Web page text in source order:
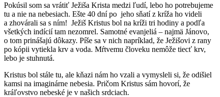
Pokúsil som sa vrátiť Ježiša Krista medzi ľudí, lebo ho potrebujeme
tu a nie na nebesiach. Ešte 40 dní po jeho sňatí z kríža ho videli
a zhovárali sa s ním! Ježiš Kristus bol na kríži tri hodiny a podľa
všetkých indícií tam nezomrel. Samotné evanjeliá – najmä Jánovo,
o tom prinášajú dôkazy. Píše sa v nich napríklad, že Ježišovi z rany
po kópii vytiekla krv a voda. Mŕtvemu človeku nemôže tiecť krv,
lebo je stuhnutá.
Kristus bol stále tu, ale kňazi nám ho vzali a vymysleli si, že odišiel
kamsi na imaginárne nebesia. Pričom Kristus sám hovorí, že
kráľovstvo nebeské je v našich srdciach.